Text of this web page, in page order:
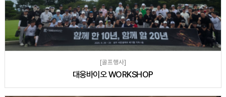
[골프행사]
대웅바이오 WORKSHOP